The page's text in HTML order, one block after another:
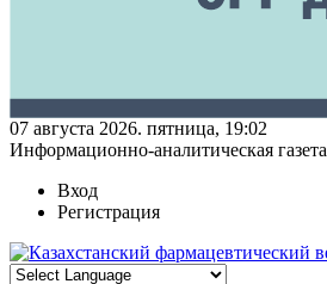
07 августа 2026. пятница, 19:02
Информационно-аналитическая газета
Вход
Регистрация